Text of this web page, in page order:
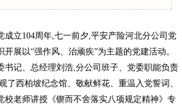
立104周年,七一前夕,平安产险河北分公司党
展以“强作风、治顽疾”为主题的党建活动。
书记、总经理刘浩,分公司班子、党委职能负责
了西柏坡纪念馆、敬献鲜花、重温入党誓词、
校老师讲授《锲而不舍落实八项规定精神》专